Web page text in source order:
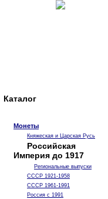
Каталог
Монеты
Княжеская и Царская Русь
Российская
Империя до 1917
Региональные выпуски
СССР 1921-1958
СССР 1961-1991
Россия с 1991